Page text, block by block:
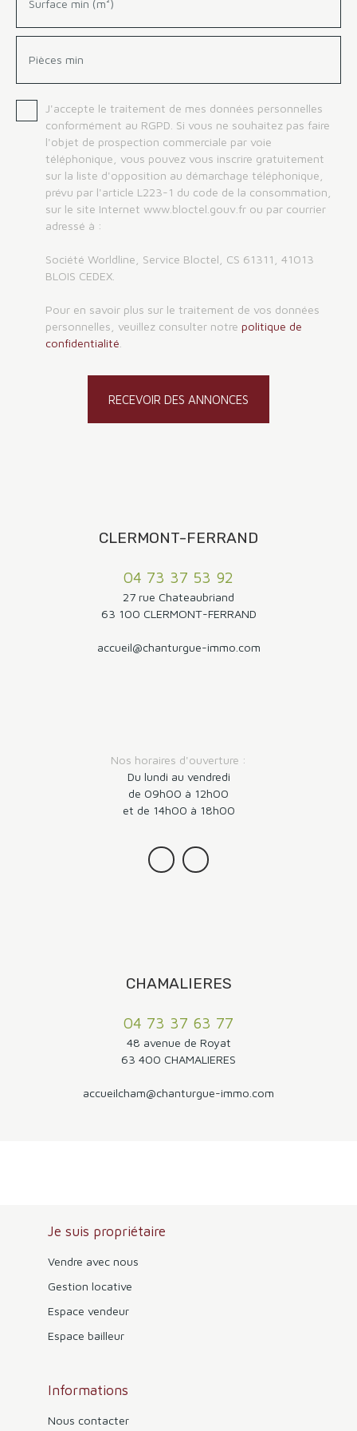
Surface min (m²)
Pièces min
J'accepte le traitement de mes données personnelles
conformément au RGPD. Si vous ne souhaitez pas faire
l'objet de prospection commerciale par voie
téléphonique, vous pouvez vous inscrire gratuitement
sur la liste d'opposition au démarchage téléphonique,
prévu par l'article L223-1 du code de la consommation,
sur le site Internet www.bloctel.gouv.fr ou par courrier
adressé à :
Société Worldline, Service Bloctel, CS 61311, 41013
BLOIS CEDEX.
Pour en savoir plus sur le traitement de vos données
personnelles, veuillez consulter notre politique de
confidentialité
RECEVOIR DES ANNONCES
CLERMONT-FERRAND
04 73 37 53 92
27 rue Chateaubriand
63 100 CLERMONT-FERRAND
accueil@chanturgue-immo.com
Nos horaires d'ouverture :
Du lundi au vendredi
de 09h00 à 12h00
et de 14h00 à 18h00
CHAMALIERES
04 73 37 63 77
48 avenue de Royat
63 400 CHAMALIERES
accueilcham@chanturgue-immo.com
Je suis propriétaire
Vendre avec nous
Gestion locative
Espace vendeur
Espace bailleur
Informations
Nous contacter